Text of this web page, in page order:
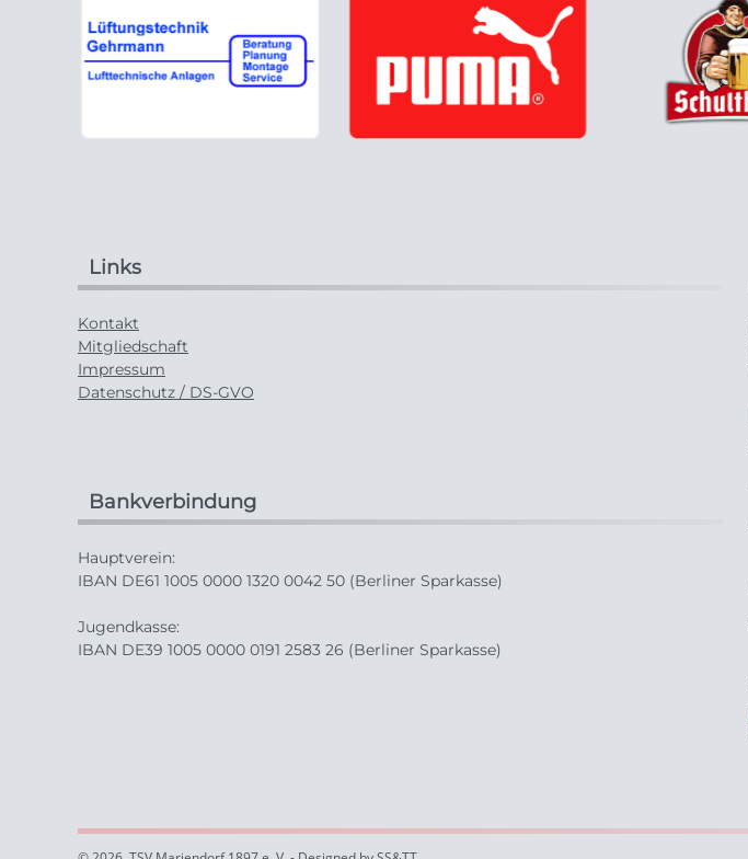
Links
Kontakt
Mitgliedschaft
Impressum
Datenschutz / DS-GVO
Bankverbindung
Hauptverein:
IBAN DE61 1005 0000 1320 0042 50 (Berliner Sparkasse)
Jugendkasse:
IBAN DE39 1005 0000 0191 2583 26 (Berliner Sparkasse)